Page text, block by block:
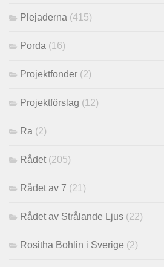
Plejaderna (415)
Porda (16)
Projektfonder (2)
Projektförslag (12)
Ra (2)
Rådet (205)
Rådet av 7 (21)
Rådet av Strålande Ljus (22)
Rositha Bohlin i Sverige (2)